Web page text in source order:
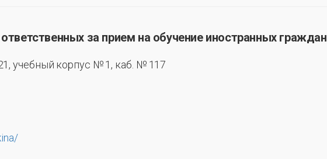
за прием на обучение иностранных граждан
учебный корпус № 1, каб. № 117